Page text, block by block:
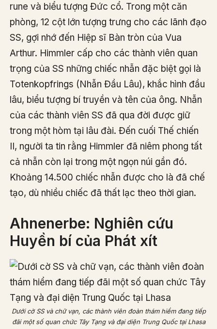
rune và biểu tượng Đức cổ. Trong một căn
phòng, 12 cột lớn tượng trưng cho các lãnh đạo
SS, gợi nhớ đến Hiệp sĩ Bàn tròn của Vua
Arthur. Himmler cấp cho các thành viên quan
trọng của SS những chiếc nhẫn đặc biệt gọi là
Totenkopfrings (Nhẫn Đầu Lâu), khắc hình đầu
lâu, biểu tượng bí truyền và tên của ông. Nhẫn
của các thành viên SS đã qua đời được giữ
trong một hòm tại lâu đài. Đến cuối Thế chiến
II, người ta tin rằng Himmler đã niêm phong tất
cả nhẫn còn lại trong một ngọn núi gần đó.
Khoảng 14.500 chiếc nhẫn được cho là đã chế
tạo, dù nhiều chiếc đã thất lạc theo thời gian.
Ahnenerbe: Nghiên cứu
Huyền bí của Phát xít
Dưới cờ SS và chữ vạn, các thành viên đoàn thám hiểm đang tiếp
đãi một số quan chức Tây Tạng và đại diện Trung Quốc tại Lhasa